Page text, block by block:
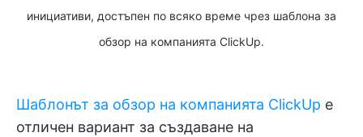
инициативи, достъпен по всяко време чрез шаблона за
обзор на компанията ClickUp.
Шаблонът за обзор на компанията ClickUp е
отличен вариант за създаване на